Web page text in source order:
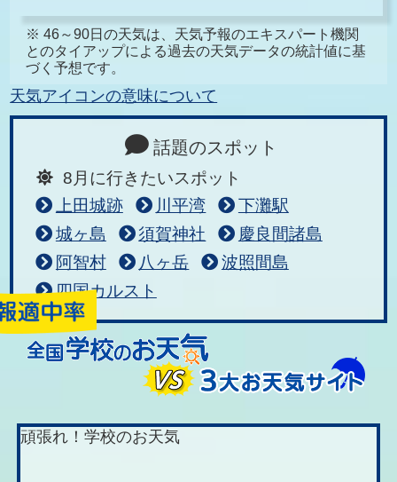
※ 46～90日の天気は、天気予報のエキスパート機関
とのタイアップによる過去の天気データの統計値に基
づく予想です。
天気アイコンの意味について
話題のスポット
8月に行きたいスポット
上田城跡
川平湾
下灘駅
城ヶ島
須賀神社
慶良間諸島
阿智村
八ヶ岳
波照間島
四国カルスト
頑張れ！学校のお天気